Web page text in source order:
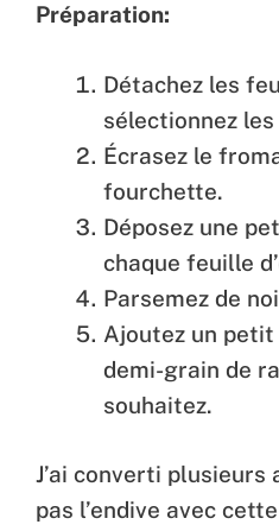
Préparation:
Détachez les
sélectionnez
Écrasez le
fourchette.
Déposez une
chaque feuille
Parsemez de
Ajoutez un
demi-grain de
souhaitez.
J’ai converti plusieurs
pas l’endive avec